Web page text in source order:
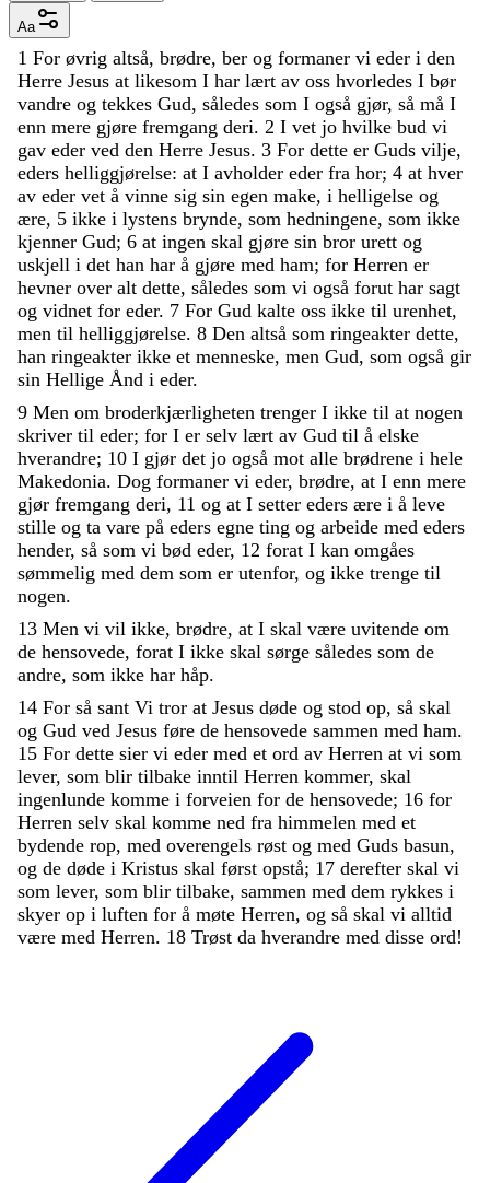
Aa
1 For øvrig altså, brødre, ber og formaner vi eder i den
Herre Jesus at likesom I har lært av oss hvorledes I bør
vandre og tekkes Gud, således som I også gjør, så må I
enn mere gjøre fremgang deri. 2 I vet jo hvilke bud vi
gav eder ved den Herre Jesus. 3 For dette er Guds vilje,
eders helliggjørelse: at I avholder eder fra hor; 4 at hver
av eder vet å vinne sig sin egen make, i helligelse og
ære, 5 ikke i lystens brynde, som hedningene, som ikke
kjenner Gud; 6 at ingen skal gjøre sin bror urett og
uskjell i det han har å gjøre med ham; for Herren er
hevner over alt dette, således som vi også forut har sagt
og vidnet for eder. 7 For Gud kalte oss ikke til urenhet,
men til helliggjørelse. 8 Den altså som ringeakter dette,
han ringeakter ikke et menneske, men Gud, som også gir
sin Hellige Ånd i eder.
9 Men om broderkjærligheten trenger I ikke til at nogen
skriver til eder; for I er selv lært av Gud til å elske
hverandre; 10 I gjør det jo også mot alle brødrene i hele
Makedonia. Dog formaner vi eder, brødre, at I enn mere
gjør fremgang deri, 11 og at I setter eders ære i å leve
stille og ta vare på eders egne ting og arbeide med eders
hender, så som vi bød eder, 12 forat I kan omgåes
sømmelig med dem som er utenfor, og ikke trenge til
nogen.
13 Men vi vil ikke, brødre, at I skal være uvitende om
de hensovede, forat I ikke skal sørge således som de
andre, som ikke har håp.
14 For så sant Vi tror at Jesus døde og stod op, så skal
og Gud ved Jesus føre de hensovede sammen med ham.
15 For dette sier vi eder med et ord av Herren at vi som
lever, som blir tilbake inntil Herren kommer, skal
ingenlunde komme i forveien for de hensovede; 16 for
Herren selv skal komme ned fra himmelen med et
bydende rop, med overengels røst og med Guds basun,
og de døde i Kristus skal først opstå; 17 derefter skal vi
som lever, som blir tilbake, sammen med dem rykkes i
skyer op i luften for å møte Herren, og så skal vi alltid
være med Herren. 18 Trøst da hverandre med disse ord!